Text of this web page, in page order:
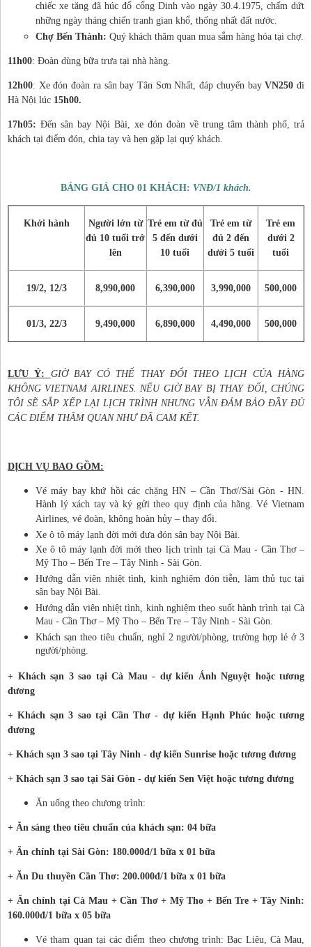
chiếc xe tăng đã húc đổ cổng Dinh vào ngày 30.4.1975, chấm dứt
những ngày tháng chiến tranh gian khổ, thống nhất đất nước.
Chợ Bến Thành: Quý khách thăm quan mua sắm hàng hóa tại chợ.
11h00: Đoàn dùng bữa trưa tại nhà hàng.
12h00: Xe đón đoàn ra sân bay Tân Sơn Nhất, đáp chuyến bayVN250 đi
Hà Nội lúc 15h00.
17h05: Đến sân bay Nội Bài, xe đón đoàn về trung tâm thành phố, trả
khách tại điểm đón, chia tay và hẹn gặp lại quý khách.
BẢNG GIÁ CHO 01 KHÁCH: VNĐ/1 khách.
Khởi hành
Người lớn từ
đủ 10 tuổi trở
lên
Trẻ em từ đủ
5 đến dưới
10 tuổi
Trẻ em từ
đủ 2 đến
dưới 5 tuổi
Trẻ em
dưới 2
tuổi
19/2, 12/3 8,990,000 6,390,000 3,990,000 500,000
01/3, 22/3 9,490,000 6,890,000 4,490,000 500,000
LƯU Ý: GIỜ BAY CÓ THỂ THAY ĐỔI THEO LỊCH CỦA HÀNG
KHÔNG VIETNAM AIRLINES. NẾU GIỜ BAY BỊ THAY ĐỔI, CHÚNG
TÔI SẼ SẮP XẾP LẠI LỊCH TRÌNH NHƯNG VẪN ĐẢM BẢO ĐẦY ĐỦ
CÁC ĐIỂM THĂM QUAN NHƯ ĐÃ CAM KẾT.
DỊCH VỤ BAO GỒM:
Vé máy bay khứ hồi các chặng HN – Cần Thơ//Sài Gòn - HN.
Hành lý xách tay và ký gửi theo quy định của hãng. Vé Vietnam
Airlines, vé đoàn, không hoàn hủy – thay đổi.
Xe ô tô máy lạnh đời mới đưa đón sân bay Nội Bài.
Xe ô tô máy lạnh đời mới theo lịch trình tại Cà Mau - Cần Thơ –
Mỹ Tho – Bến Tre – Tây Ninh - Sài Gòn.
Hướng dẫn viên nhiệt tình, kinh nghiệm đón tiễn, làm thủ tục tại
sân bay Nội Bài.
Hướng dẫn viên nhiệt tình, kinh nghiệm theo suốt hành trình tại Cà
Mau - Cần Thơ – Mỹ Tho – Bến Tre – Tây Ninh - Sài Gòn.
Khách sạn theo tiêu chuẩn, nghỉ 2 người/phòng, trường hợp lẻ ở 3
người/phòng.
+ Khách sạn 3 sao tại Cà Mau - dự kiến Ánh Nguyệt hoặc tương
đương
+ Khách sạn 3 sao tại Cần Thơ - dự kiến Hạnh Phúc hoặc tương
đương
+ Khách sạn 3 sao tại Tây Ninh - dự kiến Sunrise hoặc tương đương
+ Khách sạn 3 sao tại Sài Gòn - dự kiến Sen Việt hoặc tương đương
Ăn uống theo chương trình:
+ Ăn sáng theo tiêu chuẩn của khách sạn: 04 bữa
+ Ăn chính tại Sài Gòn: 180.000đ/1 bữa x 01 bữa
+ Ăn Du thuyền Cần Thơ: 200.000đ/1 bữa x 01 bữa
+ Ăn chính tại Cà Mau + Cần Thơ + Mỹ Tho + Bến Tre + Tây Ninh:
160.000đ/1 bữa x 05 bữa
Vé tham quan tại các điểm theo chương trình: Bạc Liêu, Cà Mau,